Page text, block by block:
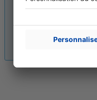
Image